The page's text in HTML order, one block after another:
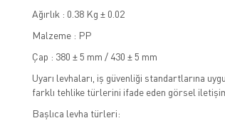
Ağırlık : 0.38 Kg ± 0.02
Malzeme : PP
Çap : 380 ± 5 mm / 430 ± 5 mm
Uyarı levhaları, iş güvenliği standartlarına
farklı tehlike türlerini ifade eden görsel
Başlıca levha türleri: